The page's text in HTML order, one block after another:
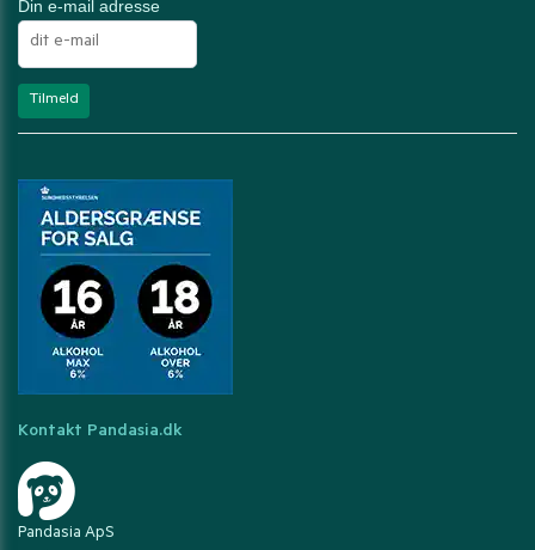
Din e-mail adresse
Kontakt Pandasia.dk
Pandasia ApS